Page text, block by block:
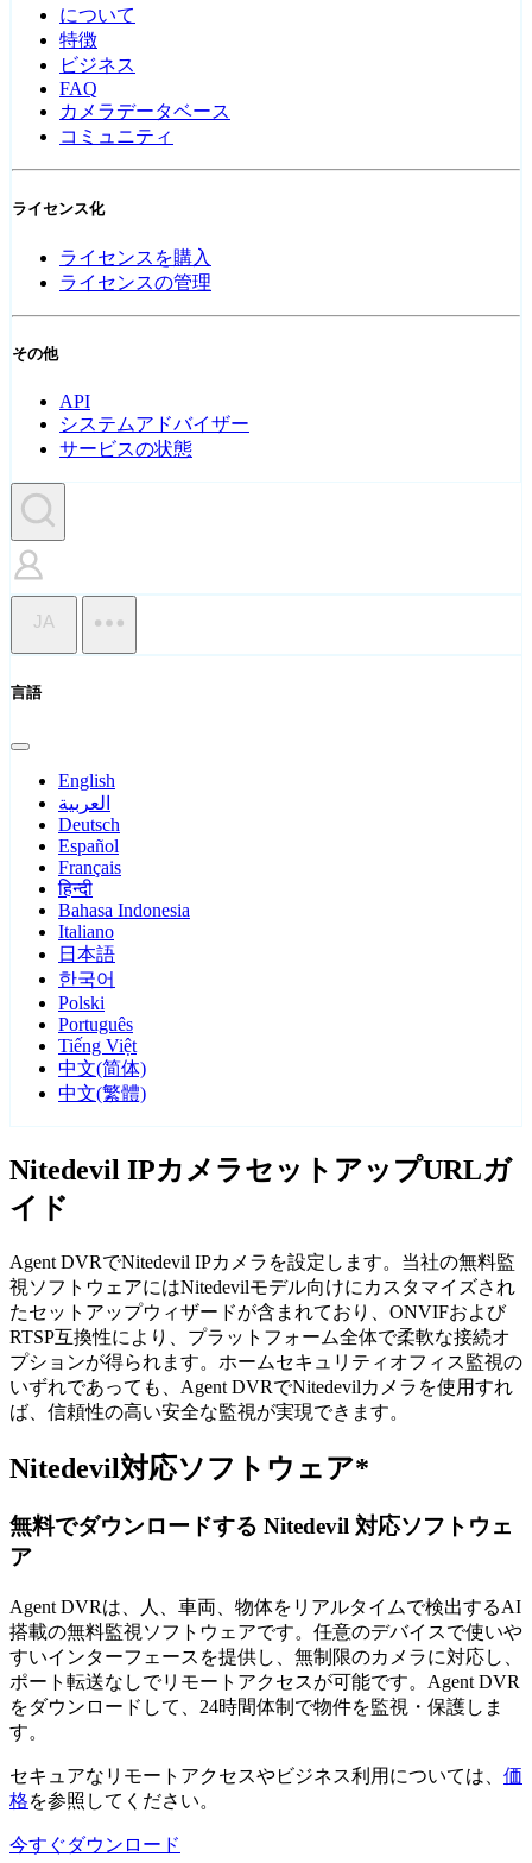
について
特徴
ビジネス
FAQ
カメラデータベース
コミュニティ
ライセンス化
ライセンスを購入
ライセンスの管理
その他
API
システムアドバイザー
サービスの状態
JA
言語
English
العربية
Deutsch
Español
Français
हिन्दी
Bahasa Indonesia
Italiano
日本語
한국어
Polski
Português
Tiếng Việt
中文(简体)
中文(繁體)
Nitedevil IPカメラセットアップURLガ
イド
Agent DVRでNitedevil IPカメラを設定します。当社の無料監
視ソフトウェアにはNitedevilモデル向けにカスタマイズされ
たセットアップウィザードが含まれており、ONVIFおよび
RTSP互換性により、プラットフォーム全体で柔軟な接続オ
プションが得られます。ホームセキュリティオフィス監視の
いずれであっても、Agent DVRでNitedevilカメラを使用すれ
ば、信頼性の高い安全な監視が実現できます。
Nitedevil対応ソフトウェア*
無料でダウンロードする Nitedevil 対応ソフトウェ
ア
Agent DVRは、人、車両、物体をリアルタイムで検出するAI
搭載の無料監視ソフトウェアです。任意のデバイスで使いや
すいインターフェースを提供し、無制限のカメラに対応し、
ポート転送なしでリモートアクセスが可能です。Agent DVR
をダウンロードして、24時間体制で物件を監視・保護しま
す。
セキュアなリモートアクセスやビジネス利用については、 価
格を参照してください。
今すぐダウンロード